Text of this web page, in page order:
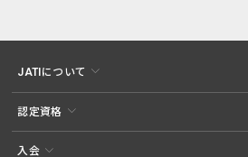
JATIについて
認定資格
入会